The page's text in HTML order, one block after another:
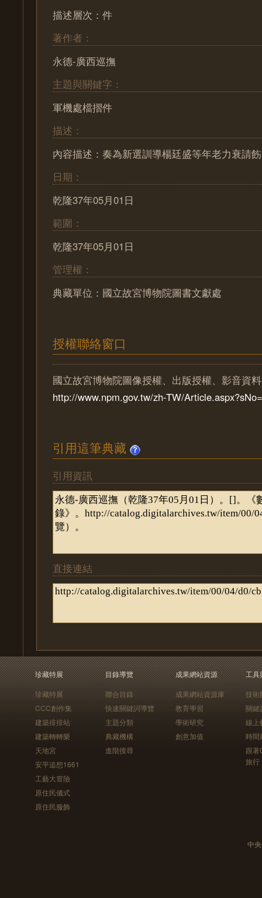
描述層次：件
著作者：
永德-廣西巡撫
主題與關鍵字：
軍機處檔摺件
描述：
內容描述：奏為新選訓導楊廷盛等年老力衰請
日期：
乾隆37年05月01日
範圍：
乾隆37年05月01日
管理權：
典藏單位：國立故宮博物院圖書文獻處
授權聯絡窗口
國立故宮博物院圖像授權、出版授權、影音資
http://www.npm.gov.tw/zh-TW/
引用這筆典藏
引用資訊
直接連結
珍藏特展
珍藏特展
CCC創作集
建築排排站
建築轉轉樂
天地宮
安平追想1661
工藝大冒險
原住民儀式
原住民服飾
目錄導覽
聯合目錄
快速關鍵詞導覽
主題分類
典藏機構
進階搜尋
成果網站資源
成果網站資源庫
教育學習
學術研究
創意加值
工具
技術
關鍵
線上
時間
跟
旅行
中